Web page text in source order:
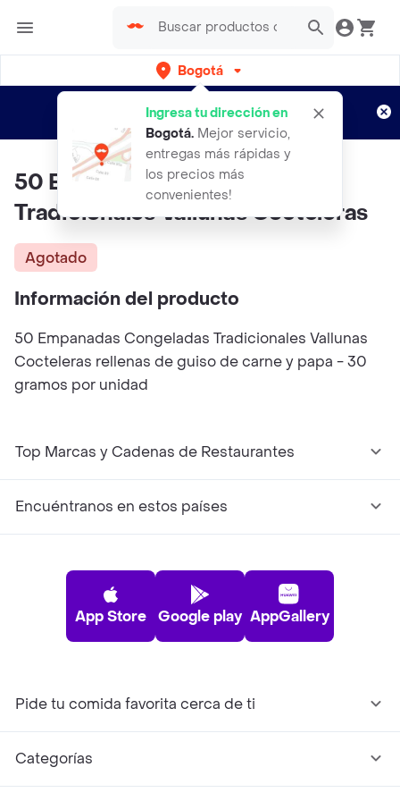
Bogotá
Ingresa tu dirección en
Bogotá. Mejor servicio,
entregas más rápidas y
los precios más
convenientes!
envíos gratis por semanas
Aplican TyC
50 Empanadas Congeladas
Tradicionales Vallunas Cocteleras
Agotado
Información del producto
50 Empanadas Congeladas Tradicionales Vallunas
Cocteleras rellenas de guiso de carne y papa - 30
gramos por unidad
Top Marcas y Cadenas de Restaurantes
Encuéntranos en estos países
App Store Google play AppGallery
Pide tu comida favorita cerca de ti
Categorías